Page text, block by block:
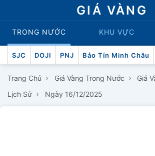
GIÁ VÀNG
TRONG NƯỚC KHU VỰC
SJC DOJI PNJ Bảo Tín Minh Châu
Trang Chủ › Giá Vàng Trong Nước › Giá
Lịch Sử › Ngày 16/12/2025